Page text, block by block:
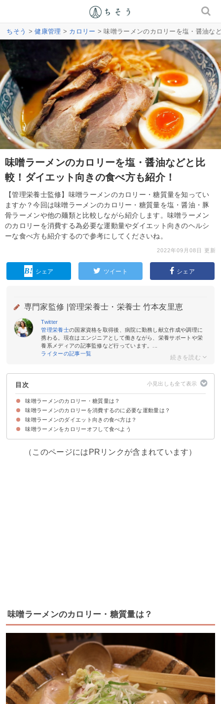
ちそう >健康管理 > カロリー > 味噌ラーメンのカロリーを塩・醤油な
味噌ラーメンのカロリーを塩・醤油などと比
較！ダイエット向きの食べ方も紹介！
【管理栄養士監修】味噌ラーメンのカロリー・糖質量を知ってい
ますか？今回は味噌ラーメンのカロリー・糖質量を塩・醤油・豚
骨ラーメンや他の麺類と比較しながら紹介します。味噌ラーメン
のカロリーを消費する為必要な運動量やダイエット向きのヘルシ
ーな食べ方も紹介するので参考にしてくださいね。
2022年09月08日 更新
シェア ツイート シェア
専門家監修 | 管理栄養士・栄養士 竹本友里恵
Twitter
管理栄養士の国家資格を取得後、病院に勤務し献立作成や調理に
携わる。現在はエンジニアとして働きながら、栄養サポートや栄
養系メディアの記事監修など行っています。...
ライターの記事一覧
目次
味噌ラーメンのカロリー・糖質量は？
味噌ラーメン（1杯）のカロリー・糖質量
味噌ラーメンのカロリー・糖質量を塩・醤油・豚骨ラーメンと比較
味噌ラーメン（1杯）のカロリー・糖質量を他の麺類と比較
味噌ラーメンのカロリーを消費するのに必要な運動量は？
味噌ラーメンのダイエット向きの食べ方は？
①スープを飲まない
②野菜を多めにし麺を減らす
③たんぱく質豊富な具材をトッピングする
④食べる時間帯を考える
味噌ラーメンをカロリーオフして食べよう
（このページにはPRリンクが含まれています）
味噌ラーメンのカロリー・糖質量は？